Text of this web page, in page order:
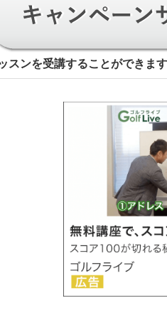
スンを受講することができま